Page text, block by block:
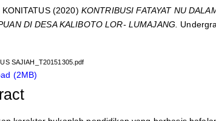
(2020) KONTRIBUSI FATAYAT NU
DI DESA KALIBOTO LOR- LUMAJANG.
SAJIAH_T20151305.pdf
(2MB)